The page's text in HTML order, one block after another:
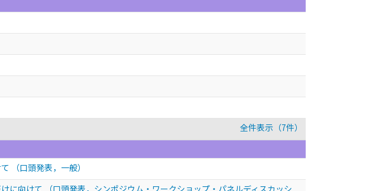
全件表示（7件）
（口頭発表，一般）
に向けて
（口頭発表，シンポジウム・ワークショップ・パネルディスカッシ